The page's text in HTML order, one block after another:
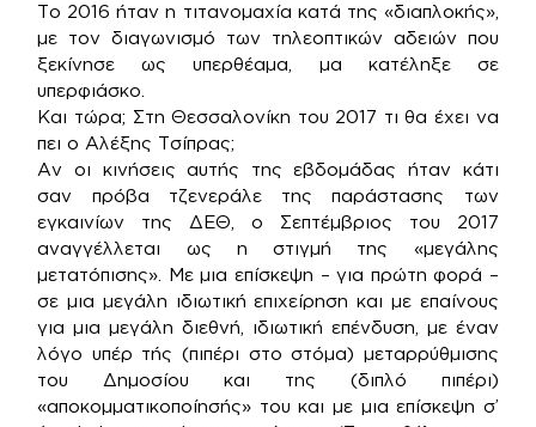
Το 2016 ήταν η τιτανομαχία κατά της «διαπλοκής»,
με τον διαγωνισμό των τηλεοπτικών αδειών που
ξεκίνησε ως υπερθέαμα, μα κατέληξε σε
υπερφιάσκο.
Και τώρα; Στη Θεσσαλονίκη του 2017 τι θα έχει να
πει ο Αλέξης Τσίπρας;
Αν οι κινήσεις αυτής της εβδομάδας ήταν κάτι
σαν πρόβα τζενεράλε της παράστασης των
εγκαινίων της ΔΕΘ, ο Σεπτέμβριος του 2017
αναγγέλλεται ως η στιγμή της «μεγάλης
μετατόπισης». Με μια επίσκεψη – για πρώτη φορά –
σε μια μεγάλη ιδιωτική επιχείρηση και με επαίνους
για μια μεγάλη διεθνή, ιδιωτική επένδυση, με έναν
λόγο υπέρ τής (πιπέρι στο στόμα) μεταρρύθμισης
του Δημοσίου και της (διπλό πιπέρι)
«αποκομματικοποίησής» του και με μια επίσκεψη σ’